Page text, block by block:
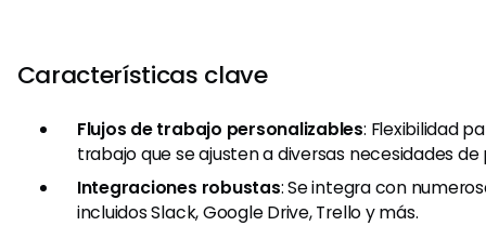
Características clave
Flujos de trabajo personalizables: Flexibilidad
trabajo que se ajusten a diversas necesidades
Integraciones robustas: Se integra con
incluidos Slack, Google Drive, Trello y más.